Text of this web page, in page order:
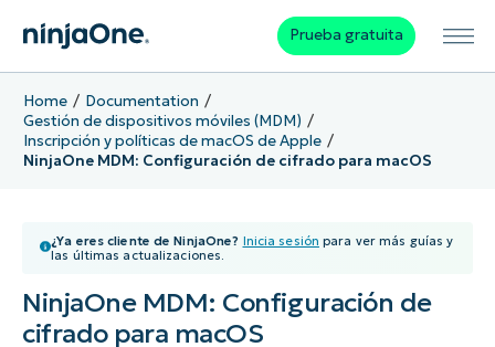
Prueba gratuita
Home
Documentation
Gestión de dispositivos móviles (MDM)
Inscripción y políticas de macOS de Apple
NinjaOne MDM: Configuración de cifrado para macOS
¿Ya eres cliente de NinjaOne? Inicia sesión para ver más guías y
las últimas actualizaciones.
NinjaOne MDM: Configuración de
cifrado para macOS